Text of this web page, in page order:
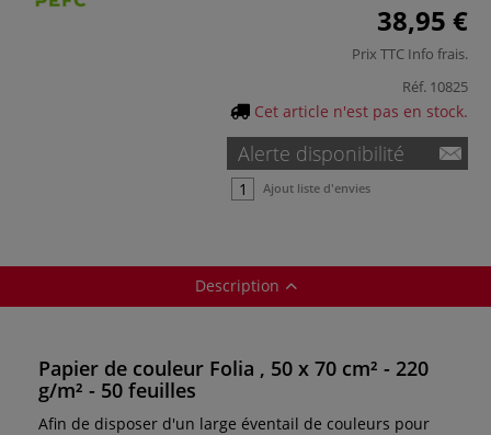
38,95 €
Prix TTC Info frais.
Réf. 10825
Cet article n'est pas en stock.
Alerte disponibilité
Ajout liste d'envies
Description
Papier de couleur Folia , 50 x 70 cm² - 220
g/m² - 50 feuilles
Afin de disposer d'un large éventail de couleurs pour